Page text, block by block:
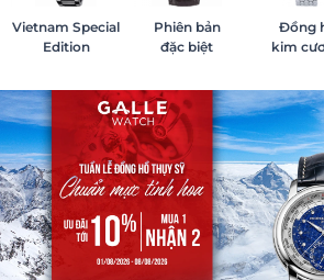
Vietnam Special
Edition
Phiên bản
đặc biệt
Đồng
kim